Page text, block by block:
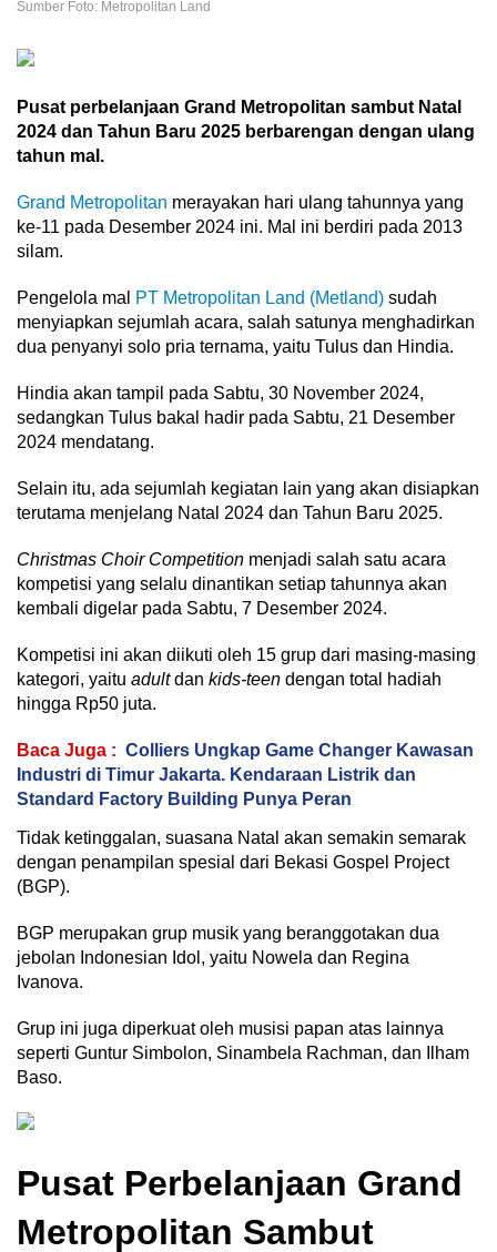
Sumber Foto: Metropolitan Land
Pusat perbelanjaan Grand Metropolitan sambut Natal
2024 dan Tahun Baru 2025 berbarengan dengan ulang
tahun mal.
Grand Metropolitan merayakan hari ulang tahunnya yang
ke-11 pada Desember 2024 ini. Mal ini berdiri pada 2013
silam.
Pengelola mal PT Metropolitan Land (Metland) sudah
menyiapkan sejumlah acara, salah satunya menghadirkan
dua penyanyi solo pria ternama, yaitu Tulus dan Hindia.
Hindia akan tampil pada Sabtu, 30 November 2024,
sedangkan Tulus bakal hadir pada Sabtu, 21 Desember
2024 mendatang.
Selain itu, ada sejumlah kegiatan lain yang akan disiapkan
terutama menjelang Natal 2024 dan Tahun Baru 2025.
Christmas Choir Competition menjadi salah satu acara
kompetisi yang selalu dinantikan setiap tahunnya akan
kembali digelar pada Sabtu, 7 Desember 2024.
Kompetisi ini akan diikuti oleh 15 grup dari masing-masing
kategori, yaitu adultdan kids-teen dengan total hadiah
hingga Rp50 juta.
Baca Juga : Colliers Ungkap Game Changer Kawasan
Industri di Timur Jakarta. Kendaraan Listrik dan
Standard Factory Building Punya Peran
Tidak ketinggalan, suasana Natal akan semakin semarak
dengan penampilan spesial dari Bekasi Gospel Project
(BGP).
BGP merupakan grup musik yang beranggotakan dua
jebolan Indonesian Idol, yaitu Nowela dan Regina
Ivanova.
Grup ini juga diperkuat oleh musisi papan atas lainnya
seperti Guntur Simbolon, Sinambela Rachman, dan Ilham
Baso.
Pusat Perbelanjaan Grand
Metropolitan Sambut